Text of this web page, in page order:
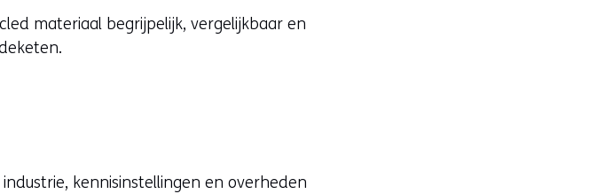
materiaal begrijpelijk, vergelijkbaar en
kennisinstellingen en overheden